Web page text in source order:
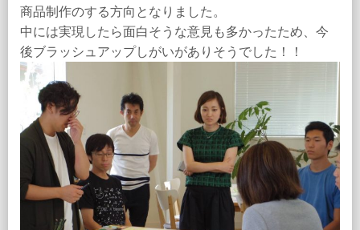
商品制作のする方向となりました。
中には実現したら面白そうな意見も多かったため、今
後ブラッシュアップしがいがありそうでした！！